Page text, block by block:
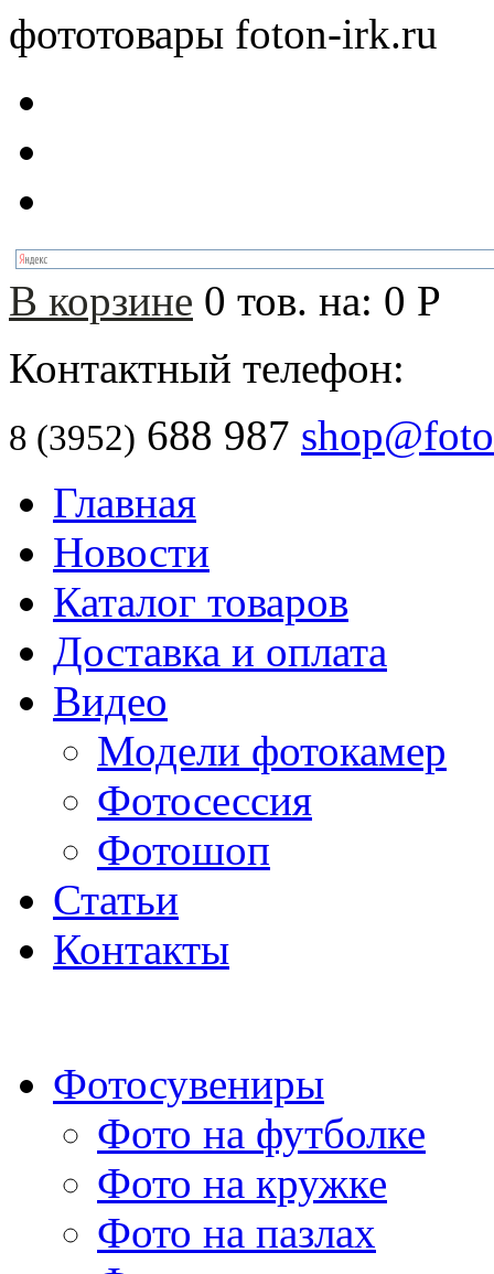
фототовары foton-irk.ru
В корзине 0 тов. на: 0 Р
Контактный телефон:
8 (3952) 688 987
Главная
Новости
Каталог товаров
Доставка и оплата
Видео
Модели фотокамер
Фотосессия
Фотошоп
Статьи
Контакты
Фотосувениры
Фото на футболке
Фото на кружке
Фото на пазлах